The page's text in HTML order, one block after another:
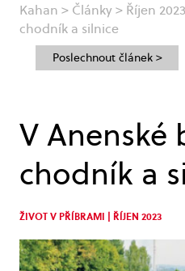
Kahan > Články> Říjen 2023
chodník a silnice
V Anenské
chodník a
ŽIVOT V PŘÍBRAMI | ŘÍJEN 2023
Poslechnout článek >